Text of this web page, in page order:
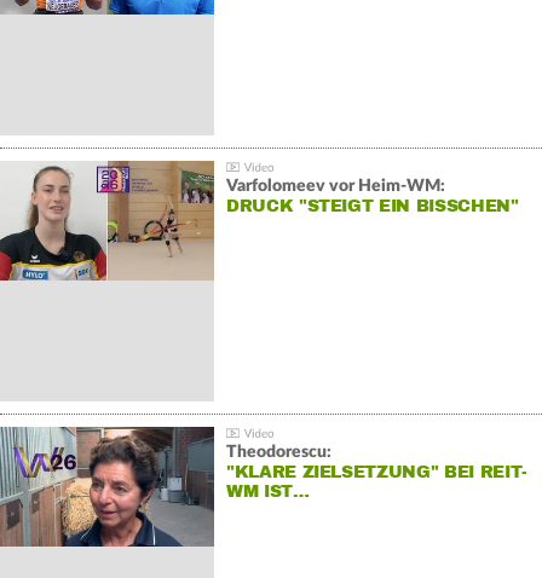
Varfolomeev vor Heim-WM:
DRUCK "STEIGT EIN BISSCHEN"
Theodorescu:
"KLARE ZIELSETZUNG" BEI REIT-
WM IST…